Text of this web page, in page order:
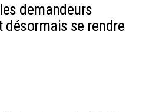
demandeurs
désormais se rendre